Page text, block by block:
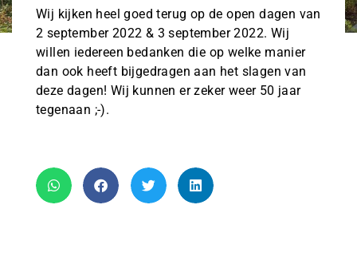
Wij kijken heel goed terug op de open dagen van
2 september 2022 & 3 september 2022. Wij
willen iedereen bedanken die op welke manier
dan ook heeft bijgedragen aan het slagen van
deze dagen! Wij kunnen er zeker weer 50 jaar
tegenaan ;-).